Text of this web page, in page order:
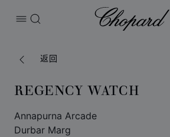
打开菜单
搜索
Chopard
返回
REGENCY WATCH
Annapurna Arcade
Durbar Marg